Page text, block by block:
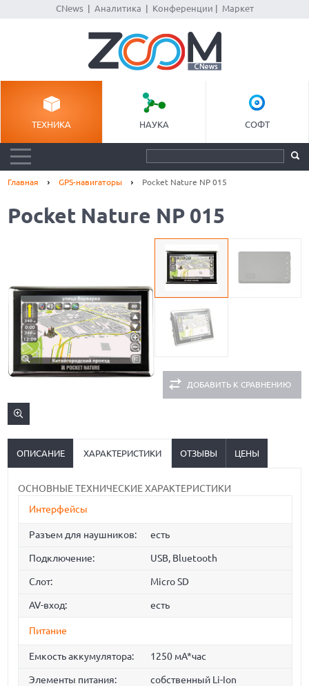
CNews| Аналитика Конференции Маркет
ТЕХНИКА НАУКА СОФТ
Главная GPS-навигаторы Pocket Nature NP 015
Pocket Nature NP 015
ДОБАВИТЬ К СРАВНЕНИЮ
ОПИСАНИЕ ХАРАКТЕРИСТИКИ ОТЗЫВЫ ЦЕНЫ
ОСНОВНЫЕ ТЕХНИЧЕСКИЕ ХАРАКТЕРИСТИКИ
Интерфейсы
Разъем для наушников: есть
Подключение: USB, Bluetooth
Слот: Micro SD
AV-вход: есть
Питание
Емкость аккумулятора: 1250 мА*час
Элементы питания: собственный Li-Ion